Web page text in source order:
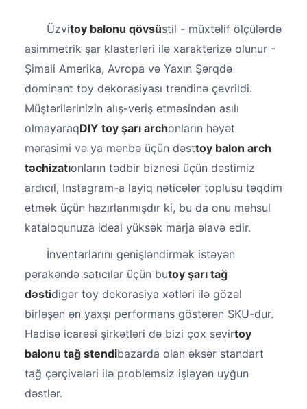
Üzvitoy balonu qövsüstil - müxtəlif ölçülərdə
asimmetrik şar klasterləri ilə xarakterizə olunur -
Şimali Amerika, Avropa və Yaxın Şərqdə
dominant toy dekorasiyası trendinə çevrildi.
Müştərilərinizin alış-veriş etməsindən asılı
olmayaraqDIY toy şarı archonların həyət
mərasimi və ya mənbə üçün dəsttoy balon arch
təchizatıonların tədbir biznesi üçün dəstimiz
ardıcıl, Instagram-a layiq nəticələr toplusu təqdim
etmək üçün hazırlanmışdır ki, bu da onu məhsul
kataloqunuza ideal yüksək marja əlavə edir.
İnventarlarını genişləndirmək istəyən
pərakəndə satıcılar üçün butoy şarı tağ
dəstidigər toy dekorasiya xətləri ilə gözəl
birləşən ən yaxşı performans göstərən SKU-dur.
Hadisə icarəsi şirkətləri də bizi çox sevirtoy
balonu tağ stendibazarda olan əksər standart
tağ çərçivələri ilə problemsiz işləyən uyğun
dəstlər.